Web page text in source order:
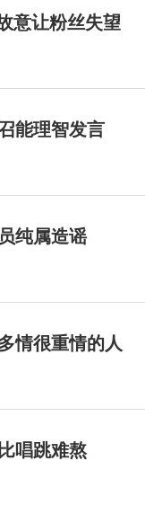
意让粉丝失望
能理智发言
纯属造谣
情很重情的人
唱跳难熬